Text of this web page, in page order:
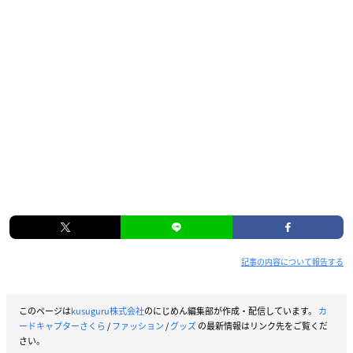
記事の内容について報告する
このページはkusuguru株式会社のにじめん編集部が作成・配信しています。 カ
ードキャプターさくら/ファッション/グッズの最新情報はリンク先をご覧くだ
さい。